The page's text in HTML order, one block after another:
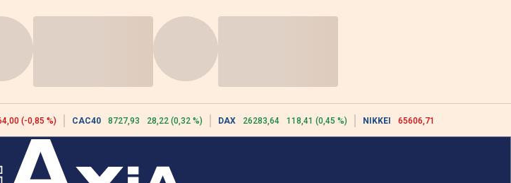
(-0,85 %) CAC40 8727,93 28,22 (0,32 %) DAX 26283,64 118,41 (0,45 %) NIKKEI 65606,71